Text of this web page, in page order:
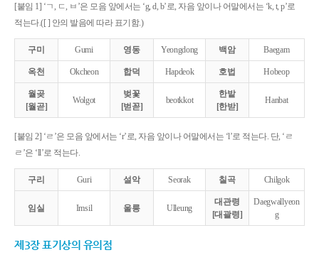
[붙임 1] ‘ㄱ, ㄷ, ㅂ’은 모음 앞에서는 ‘g, d, b’로, 자음 앞이나 어말에서는 ‘k, t, p’로
적는다.([ ] 안의 발음에 따라 표기함.)
구미 Gumi 영동 Yeongdong 백암 Baegam
옥천 Okcheon 합덕 Hapdeok 호법 Hobeop
월곶
[월곧]
Wolgot
벚꽃
[벋꼳]
beotkkot
한밭
[한받]
Hanbat
[붙임 2] ‘ㄹ’은 모음 앞에서는 ‘r’로, 자음 앞이나 어말에서는 ‘l’로 적는다. 단, ‘ㄹ
ㄹ’은 ‘ll’로 적는다.
구리 Guri 설악 Seorak 칠곡 Chilgok
임실 Imsil 울릉 Ulleung
대관령
[대괄령]
Daegwallyeon
g
제3장 표기상의 유의점